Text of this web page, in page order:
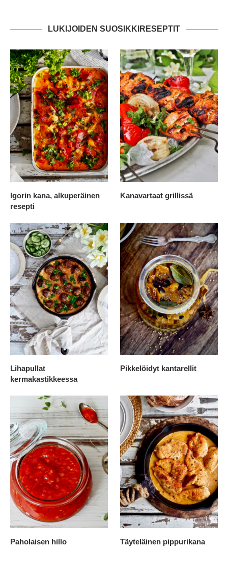
LUKIJOIDEN SUOSIKKIRESEPTIT
Igorin kana, alkuperäinen
resepti
Kanavartaat grillissä
Lihapullat
kermakastikkeessa
Pikkelöidyt kantarellit
Paholaisen hillo Täyteläinen pippurikana